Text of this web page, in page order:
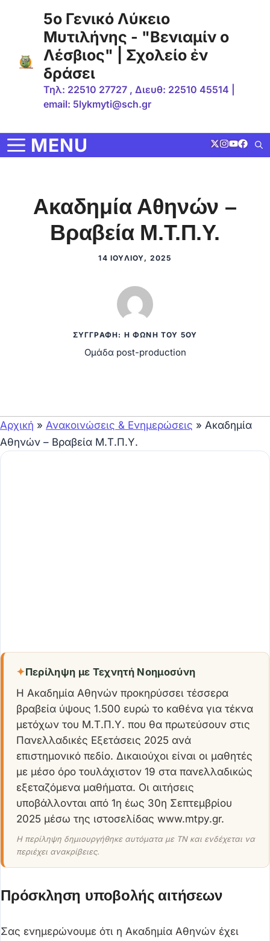
περιεχόμενο
5ο Γενικό Λύκειο
Μυτιλήνης - "Βενιαμίν ο
Λέσβιος" | Σχολείο ἐν
δράσει
Τηλ: 22510 27727 , Διευθ: 22510 45514 |
email: 5lykmyti@sch.gr
MENU
Ακαδημία Αθηνών –
Βραβεία Μ.Τ.Π.Υ.
14 ΙΟΥΛΊΟΥ, 2025
ΣΥΓΓΡΑΦΉ: Η ΦΩΝΉ ΤΟΥ 5ΟΥ
Ομάδα post-production
Αρχική » Ανακοινώσεις & Ενημερώσεις » Ακαδημία
Αθηνών – Βραβεία Μ.Τ.Π.Υ.
✦Περίληψη με Τεχνητή Νοημοσύνη
Η Ακαδημία Αθηνών προκηρύσσει τέσσερα
βραβεία ύψους 1.500 ευρώ το καθένα για τέκνα
μετόχων του Μ.Τ.Π.Υ. που θα πρωτεύσουν στις
Πανελλαδικές Εξετάσεις 2025 ανά
επιστημονικό πεδίο. Δικαιούχοι είναι οι μαθητές
με μέσο όρο τουλάχιστον 19 στα πανελλαδικώς
εξεταζόμενα μαθήματα. Οι αιτήσεις
υποβάλλονται από 1η έως 30η Σεπτεμβρίου
2025 μέσω της ιστοσελίδας www.mtpy.gr.
Η περίληψη δημιουργήθηκε αυτόματα με ΤΝ και ενδέχεται να
περιέχει ανακρίβειες.
Πρόσκληση υποβολής αιτήσεων
Σας ενημερώνουμε ότι η Ακαδημία Αθηνών έχει